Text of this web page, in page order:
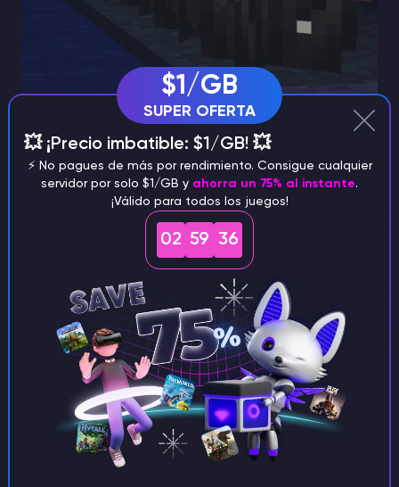
Cambios en el comerciante y el
Se han introducido mejoras en los aldeanos del juego
que ofrecen servicios a los jugadores:
Los cartógrafos ahora venden mapas que dirigen
a los jugadores a varias estructuras, como tipos
de aldeas, templos de la selva y chozas de
brujas, agilizando la exploración.
Los comerciantes errantes tienen un inventario
ampliado, que ofrece más objetos útiles y
$1/GB
SUPER OFERTA
💥 ¡Precio imbatible: $1/GB! 💥
⚡️ No pagues de más por rendimiento. Consigue cualquier
servidor por solo $1/GB y ahorra un 75% al instante.
¡Válido para todos los juegos!
02 59 35